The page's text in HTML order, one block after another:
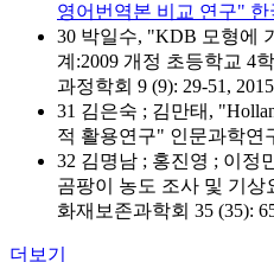
영어번역본 비교 연구" 한
30 박일수, "KDB 모형에
계:2009 개정 초등학교 4
과정학회 9 (9): 29-51, 2015
31 김은숙 ; 김만태,
적 활용연구" 인문과학연
32 김명남 ; 홍진영 ; 이정
곰팡이 농도 조사 및 기
화재보존과학회 35 (35):
더보기